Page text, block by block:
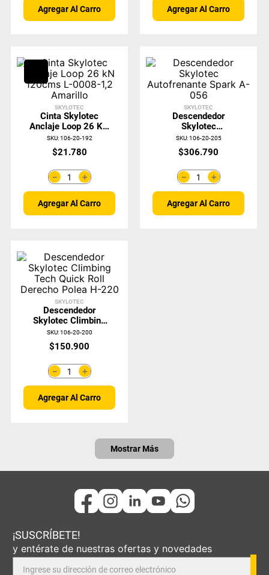
Agregar Al Carro Agregar Al Carro
SKYLOTEC
Cinta Skylotec
Anclaje Loop 26 KN
120cms L-0008-
1,2 Amarillo
SKU:106-20-192
$21 .780
＋
－
Agregar Al Carro
SKYLOTEC
Descendedor
Skylotec
Autofrenante Spark
A-056
SKU:106-20-205
$306.790
＋
－
Agregar Al Carro
SKYLOTEC
Descendedor
Skylotec Climbing
Tech Quick Roll
Derecho Polea H-
220
SKU:106-20-200
$150.900
＋
－
Agregar Al Carro
Mostrar Más
¡SUSCRÍBETE!
y entérate de nuestras ofertas y novedades